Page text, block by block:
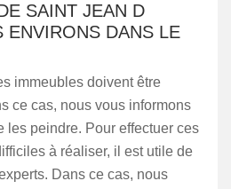
SAINT JEAN D
ENVIRONS DANS LE
immeubles doivent être
ce cas, nous vous informons
les peindre. Pour effectuer ces
à réaliser, il est utile de
Dans ce cas, nous